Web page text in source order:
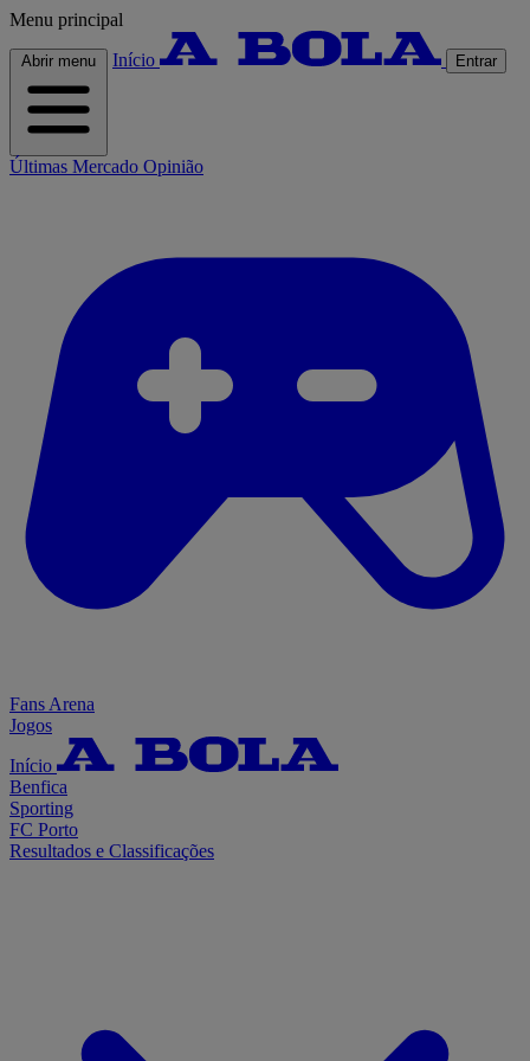
Menu principal
Abrir menu Início Entrar
Últimas Mercado Opinião
Fans Arena
Jogos
Início
Benfica
Sporting
FC Porto
Resultados e Classificações